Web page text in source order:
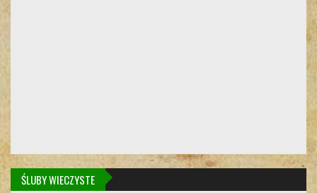
ŚLUBY WIECZYSTE